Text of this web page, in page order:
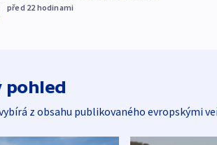
před 22 hodinami
pohled
z obsahu publikovaného evropskými